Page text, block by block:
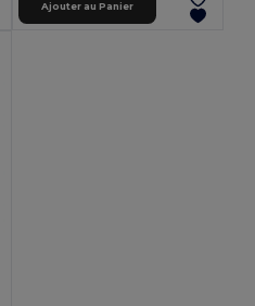
Ajouter au Panier